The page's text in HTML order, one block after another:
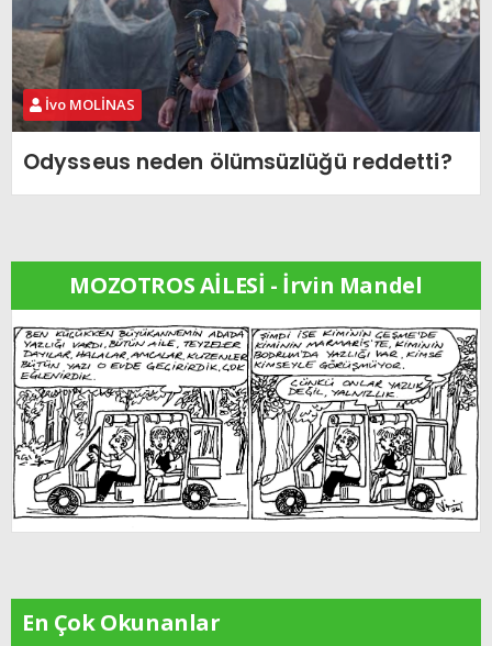
İvo MOLİNAS
Odysseus neden ölümsüzlüğü reddetti?
MOZOTROS AİLESİ - İrvin Mandel
En Çok Okunanlar